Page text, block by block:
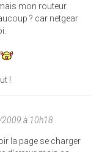
mon routeur
? car netgear
!
à 10h18
la page se charger